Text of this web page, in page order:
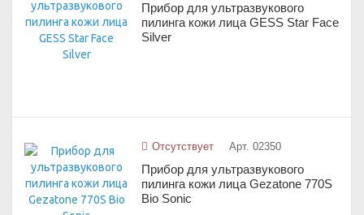
Прибор для ультразвукового
пилинга кожи лица GESS Star Face
Silver
Отсутствует Арт. 02350
Прибор для ультразвукового
пилинга кожи лица Gezatone 770S
Bio Sonic